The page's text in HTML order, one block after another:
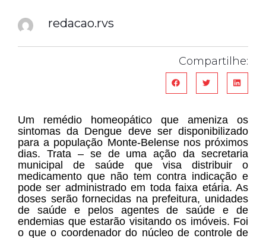
redacao.rvs
Compartilhe:
Um remédio homeopático que ameniza os
sintomas da Dengue deve ser disponibilizado
para a população Monte-Belense nos próximos
dias. Trata – se de uma ação da secretaria
municipal de saúde que visa distribuir o
medicamento que não tem contra indicação e
pode ser administrado em toda faixa etária. As
doses serão fornecidas na prefeitura, unidades
de saúde e pelos agentes de saúde e de
endemias que estarão visitando os imóveis. Foi
o que o coordenador do núcleo de controle de